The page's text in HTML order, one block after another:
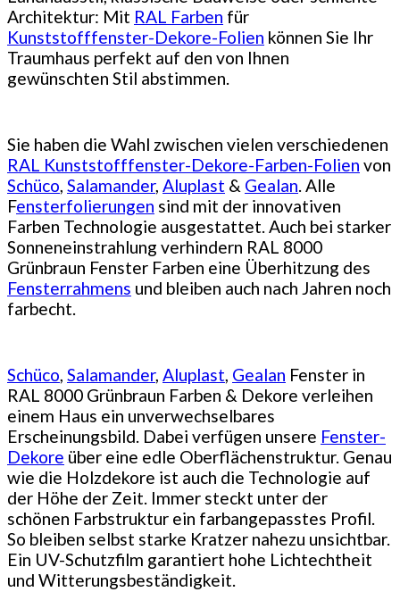
Architektur: Mit RAL Farben für
Kunststofffenster-Dekore-Folien können Sie Ihr
Traumhaus perfekt auf den von Ihnen
gewünschten Stil abstimmen.
Sie haben die Wahl zwischen vielen verschiedenen
RAL Kunststofffenster-Dekore-Farben-Folien von
Schüco, Salamander, Aluplast & Gealan. Alle
Fensterfolierungen sind mit der innovativen
Farben Technologie ausgestattet. Auch bei starker
Sonneneinstrahlung verhindern RAL 8000
Grünbraun Fenster Farben eine Überhitzung des
Fensterrahmens und bleiben auch nach Jahren noch
farbecht.
Schüco, Salamander, Aluplast, Gealan Fenster in
RAL 8000 Grünbraun Farben & Dekore verleihen
einem Haus ein unverwechselbares
Erscheinungsbild. Dabei verfügen unsere Fenster-
Dekore über eine edle Oberflächenstruktur. Genau
wie die Holzdekore ist auch die Technologie auf
der Höhe der Zeit. Immer steckt unter der
schönen Farbstruktur ein farbangepasstes Profil.
So bleiben selbst starke Kratzer nahezu unsichtbar.
Ein UV-Schutzfilm garantiert hohe Lichtechtheit
und Witterungsbeständigkeit.